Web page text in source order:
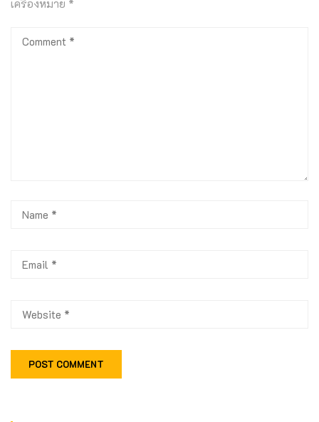
เครื่องหมาย *